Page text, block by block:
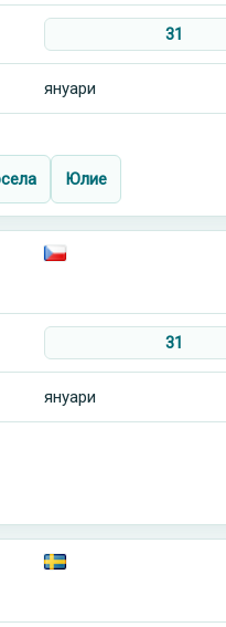
31
януари
Юлие
31
януари